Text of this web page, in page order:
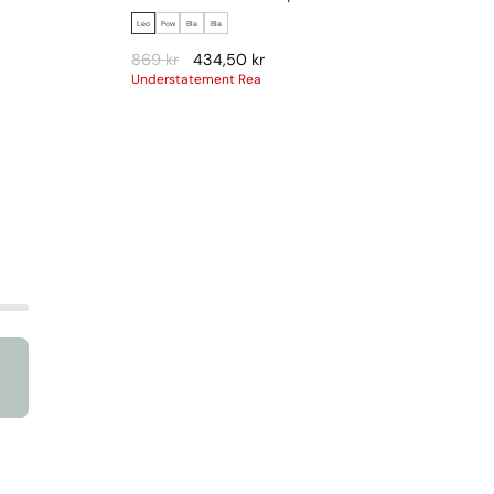
Leo Pow Bla Bla
869kr 434,50 kr
Understatement Rea